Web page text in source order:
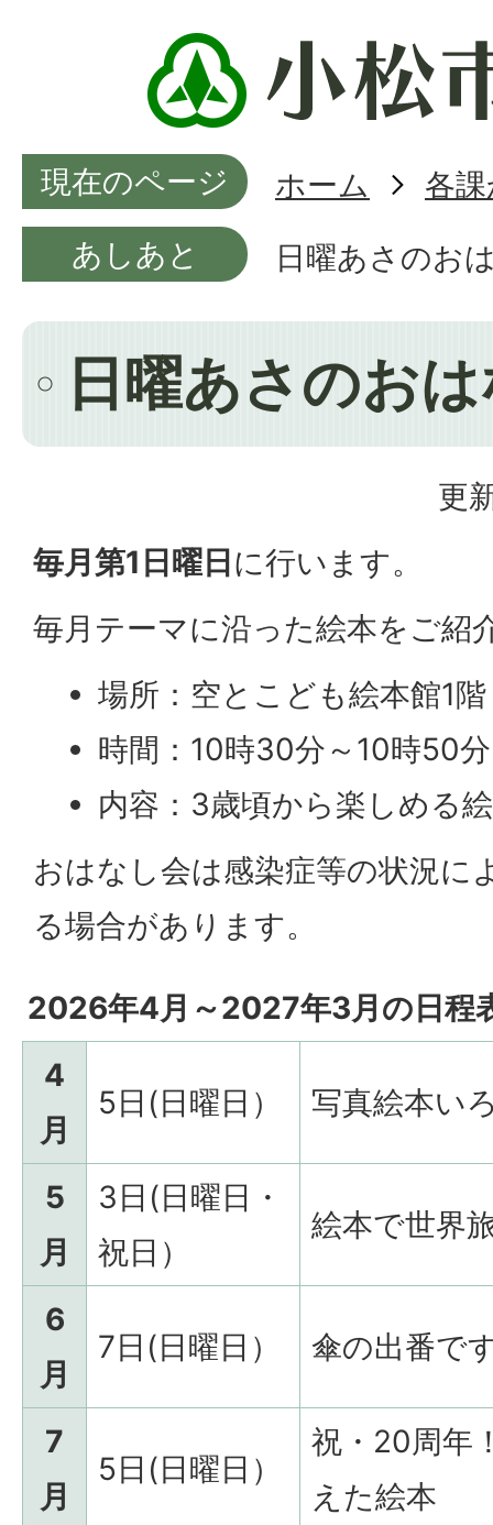
現在のページ ホーム
各
あしあと
日曜あさのお
日曜あさのお
更
毎月第1日曜日 に行います。
毎月テーマに沿った絵本をご紹
場所：空とこども絵本館1階
時間：10時30分～10時50分
内容：3歳頃から楽しめる
おはなし会は感染症等の状況に
る場合があります。
2026年4月～2027年3月の日程
4
月
5日(日曜日） 写真絵本い
5
月
3日(日曜日・
祝日）
絵本で世界
6
月
7日(日曜日） 傘の出番で
7
月
5日(日曜日）
祝・20周年
えた絵本